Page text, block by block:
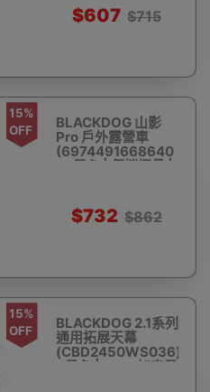
$607 $715
15%
OFF
BLACKDOG 山影
Pro 戶外露營車
(6974491668640
) - 黑色 | 便攜摺疊 |
$732 $862
15%
OFF
BLACKDOG 2.1系列
通用拓展天幕
(CBD2450WS036)
- 黑色 | 150D加密黑